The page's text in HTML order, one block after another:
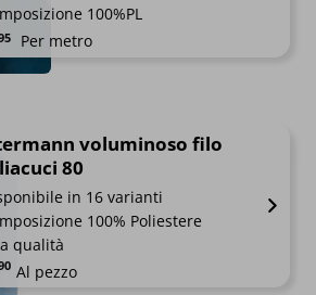
100%PL
Per metro
voluminoso filo
80
in 16 varianti
100% Poliestere
qualità
Al pezzo